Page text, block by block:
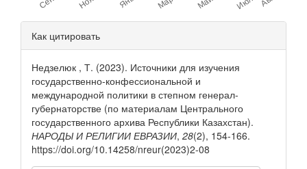
Детали
статьи
Как цитировать
Недзелюк , Т. (2023). Источники для изучения
государственно-конфессиональной и
международной политики в степном генерал-
губернаторстве (по материалам Центрального
государственного архива Республики Казахстан).
НАРОДЫ И РЕЛИГИИ ЕВРАЗИИ, 28(2), 154-166.
https://doi.org/10.14258/nreur(2023)2-08